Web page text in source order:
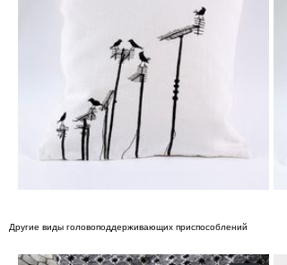
Другие виды головоподдерживающих приспособлений